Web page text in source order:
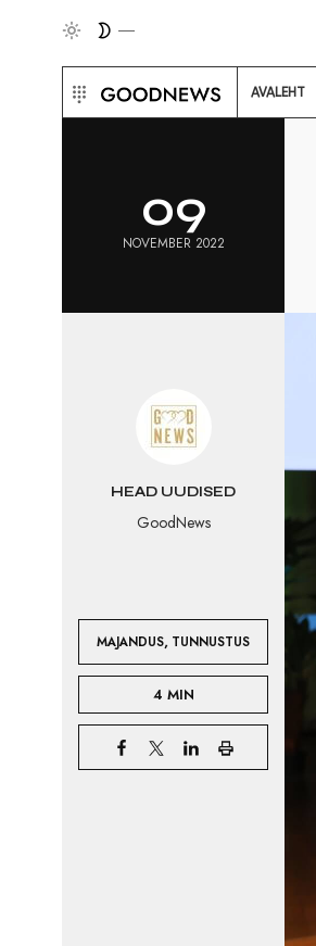
AVALEHT
09
NOVEMBER 2022
HEAD UUDISED
GoodNews
MAJANDUS, TUNNUSTUS
4 MIN